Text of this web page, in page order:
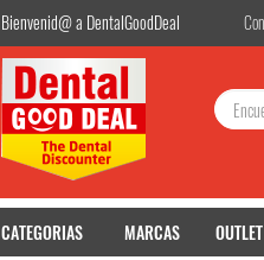
Bienvenid@ a DentalGoodDeal
CATEGORIAS MARCAS OUTLET